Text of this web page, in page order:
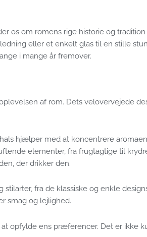
os om romens rige historie og
eller et enkelt glas til en stille
i mange år fremover.
af rom. Dets velovervejede
hjælper med at koncentrere
elementer, fra frugtagtige til
der drikker den.
fra de klassiske og enkle
smag og lejlighed.
opfylde ens præferencer. Det er ikke